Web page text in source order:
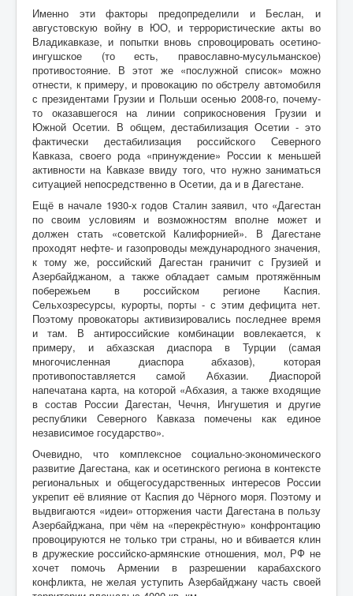
Именно эти факторы предопределили и Беслан, и
августовскую войну в ЮО, и террористические акты во
Владикавказе, и попытки вновь спровоцировать осетино-
ингушское (то есть, православно-мусульманское)
противостояние. В этот же «послужной список» можно
отнести, к примеру, и провокацию по обстрелу автомобиля
с президентами Грузии и Польши осенью 2008-го, почему-
то оказавшегося на линии соприкосновения Грузии и
Южной Осетии. В общем, дестабилизация Осетии - это
фактически дестабилизация российского Северного
Кавказа, своего рода «принуждение» России к меньшей
активности на Кавказе ввиду того, что нужно заниматься
ситуацией непосредственно в Осетии, да и в Дагестане.
Ещё в начале 1930-х годов Сталин заявил, что «Дагестан
по своим условиям и возможностям вполне может и
должен стать «советской Калифорнией». В Дагестане
проходят нефте- и газопроводы международного значения,
к тому же, российский Дагестан граничит с Грузией и
Азербайджаном, а также обладает самым протяжённым
побережьем в российском регионе Каспия.
Сельхозресурсы, курорты, порты - с этим дефицита нет.
Поэтому провокаторы активизировались последнее время
и там. В антироссийские комбинации вовлекается, к
примеру, и абхазская диаспора в Турции (самая
многочисленная диаспора абхазов), которая
противопоставляется самой Абхазии. Диаспорой
напечатана карта, на которой «Абхазия, а также входящие
в состав России Дагестан, Чечня, Ингушетия и другие
республики Северного Кавказа помечены как единое
независимое государство».
Очевидно, что комплексное социально-экономического
развитие Дагестана, как и осетинского региона в контексте
региональных и общегосударственных интересов России
укрепит её влияние от Каспия до Чёрного моря. Поэтому и
выдвигаются «идеи» отторжения части Дагестана в пользу
Азербайджана, при чём на «перекрёстную» конфронтацию
провоцируются не только три страны, но и вбивается клин
в дружеские российско-армянские отношения, мол, РФ не
хочет помочь Армении в разрешении карабахского
конфликта, не желая уступить Азербайджану часть своей